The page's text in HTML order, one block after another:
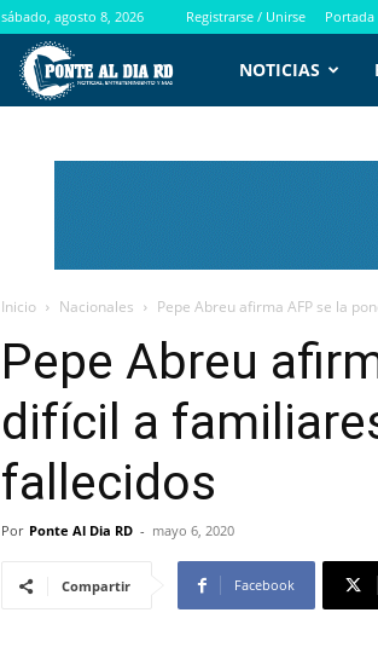
sábado, agosto 8, 2026 Registrarse / Unirse Portada
PontealdiaRD.com
NOTICIAS
Inicio Nacionales Pepe Abreu afirma AFP se la
Pepe Abreu
difícil a
fallecidos
Por Ponte Al Dia RD - mayo 6, 2020
Compartir Facebook